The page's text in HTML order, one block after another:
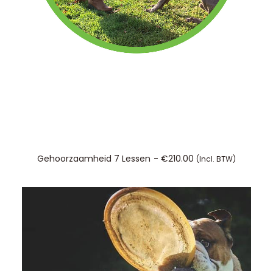
TOEVOEGEN AAN WINKELWAGEN
Gehoorzaamheid 7 Lessen €210.00 (incl. BTW)